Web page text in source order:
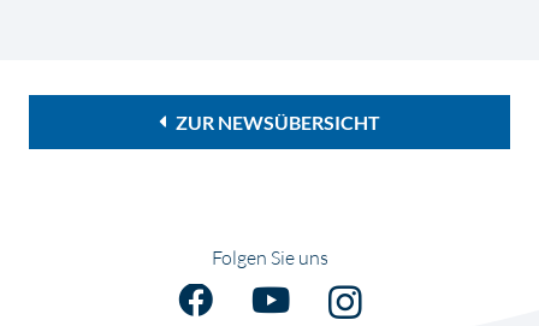
ZUR NEWSÜBERSICHT
Folgen Sie uns